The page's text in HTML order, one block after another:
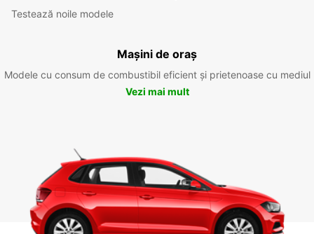
Testează noile modele
Mașini de oraș
Modele cu consum de combustibil eficient și prietenoase cu mediul
Vezi mai mult